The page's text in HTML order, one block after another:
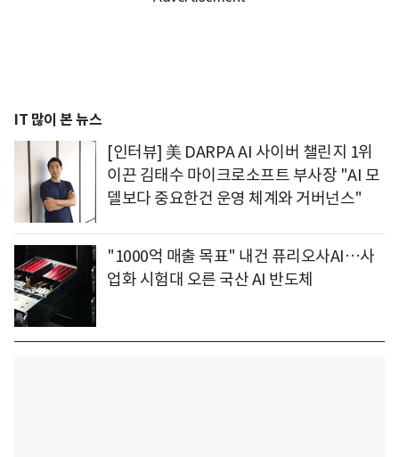
IT 많이 본 뉴스
[인터뷰] 美 DARPA AI 사이버 챌린지 1위
이끈 김태수 마이크로소프트 부사장 "AI 모
델보다 중요한건 운영 체계와 거버넌스"
"1000억 매출 목표" 내건 퓨리오사AI…사
업화 시험대 오른 국산 AI 반도체